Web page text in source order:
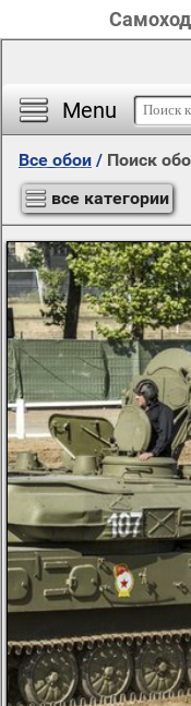
Menu
Все обои / Поиск
все категории